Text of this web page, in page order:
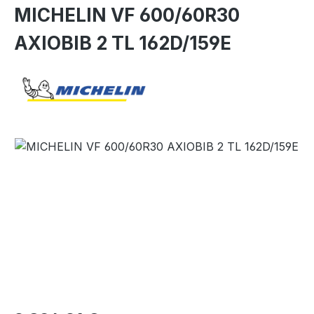
MICHELIN VF 600/60R30
AXIOBIB 2 TL 162D/159E
Bildergalerie überspringen